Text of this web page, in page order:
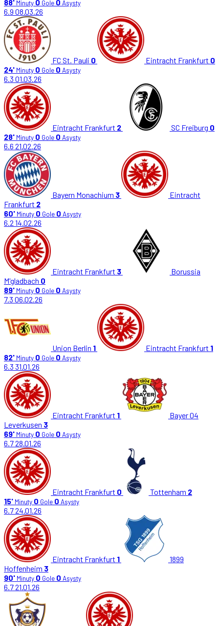
88' Minuty 0 Gole 0 Asysty
6.9 08.03.26
FC St. Pauli 0 Eintracht Frankfurt 0
24' Minuty 0 Gole 0 Asysty
6.3 01.03.26
Eintracht Frankfurt 2 SC Freiburg 0
28' Minuty 0 Gole 0 Asysty
6.6 21.02.26
Bayern Monachium 3
Eintracht
Frankfurt 2
60' Minuty 0 Gole 0 Asysty
6.2 14.02.26
Eintracht Frankfurt 3
Borussia
M'gladbach 0
89' Minuty 0 Gole 0 Asysty
7.3 06.02.26
Union Berlin 1 Eintracht Frankfurt 1
82' Minuty 0 Gole 0 Asysty
6.3 31.01.26
Eintracht Frankfurt 1
Bayer 04
Leverkusen 3
69' Minuty 0 Gole 0 Asysty
6.728.01.26
Eintracht Frankfurt 0 Tottenham 2
15' Minuty 0 Gole 0 Asysty
6.724.01.26
Eintracht Frankfurt 1
1899
Hoffenheim 3
90' Minuty 0 Gole 0 Asysty
6.721.01.26